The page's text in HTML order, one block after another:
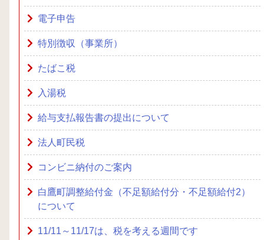
電子申告
特別徴収（事業所）
たばこ税
入湯税
給与支払報告書の提出について
法人町民税
コンビニ納付のご案内
白鷹町調整給付金（不足額給付分・不足額給付2）
について
11/11～11/17は、税を考える週間です